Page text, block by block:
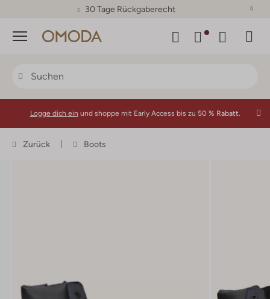
30 Tage Rückgaberecht
Menü
Logge dich ein und shoppe mit Early Access bis zu 50 % Rabatt.
Zurück Boots